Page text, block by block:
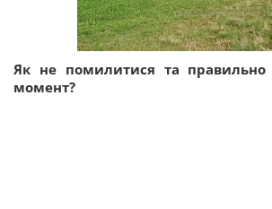
Як не помилитися та правильно
момент?